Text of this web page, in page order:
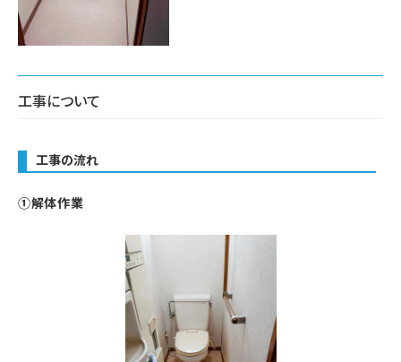
工事について
工事の流れ
①解体作業